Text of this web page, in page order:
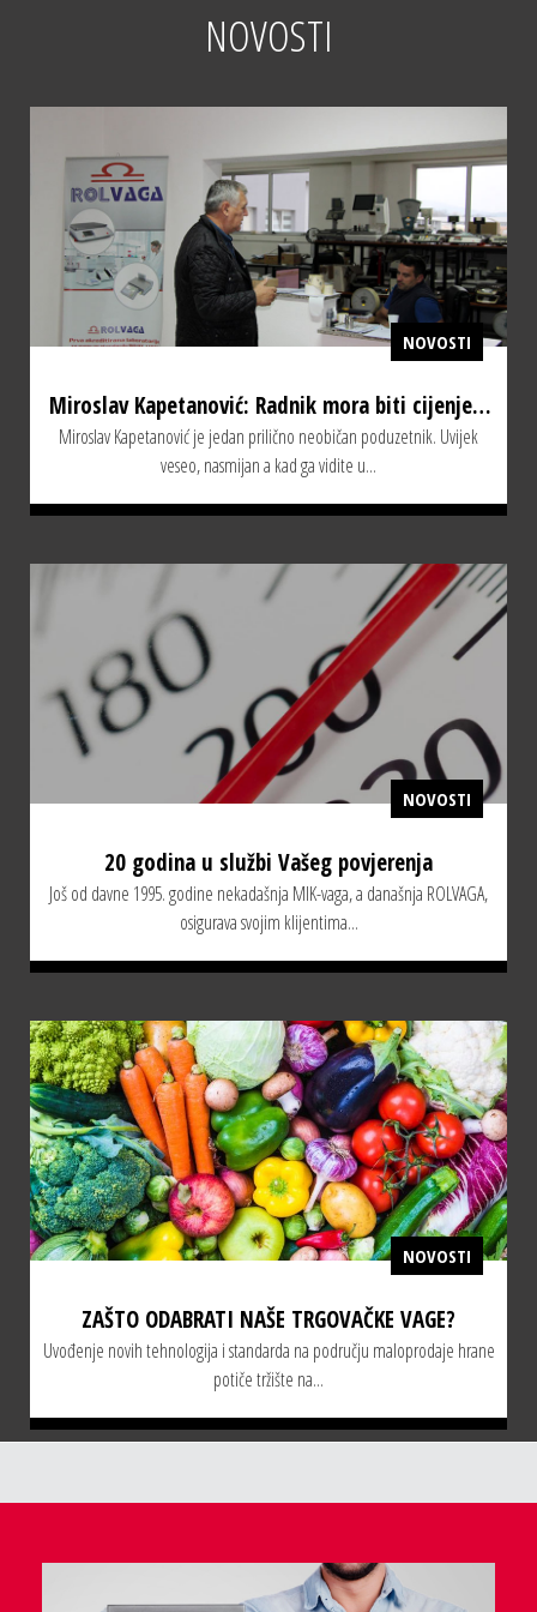
NOVOSTI
NOVOSTI
Miroslav Kapetanović: Radnik mora biti cijenjen,
plaćen i imati vrijeme za sebe
Miroslav Kapetanović je jedan prilično neobičan poduzetnik. Uvijek
veseo, nasmijan a kad ga vidite u...
NOVOSTI
20 godina u službi Vašeg povjerenja
Još od davne 1995. godine nekadašnja MIK-vaga, a današnja ROLVAGA,
osigurava svojim klijentima...
NOVOSTI
ZAŠTO ODABRATI NAŠE TRGOVAČKE VAGE?
Uvođenje novih tehnologija i standarda na području maloprodaje hrane
potiče tržište na...